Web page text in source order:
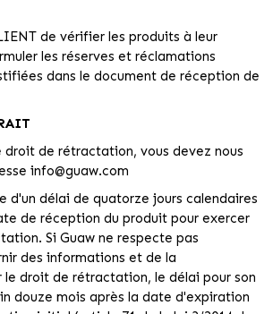
de vérifier les produits à leur
les réserves et réclamations
dans le document de réception de
droit de rétractation, vous devez nous
info@guaw.com
d'un délai de quatorze jours calendaires
de réception du produit pour exercer
Si Guaw ne respecte pas
des informations et de la
le droit de rétractation, le délai pour son
douze mois après la date d'expiration